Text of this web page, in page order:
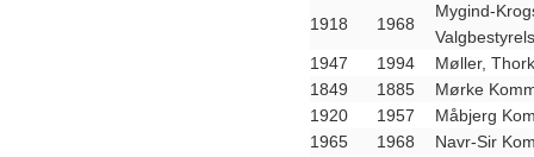
1918 1968
Mygind-
1947
1994
Møller,
1849
1885
Mørke
1920
1957
Måbjerg
1965
1968
Navr-Sir